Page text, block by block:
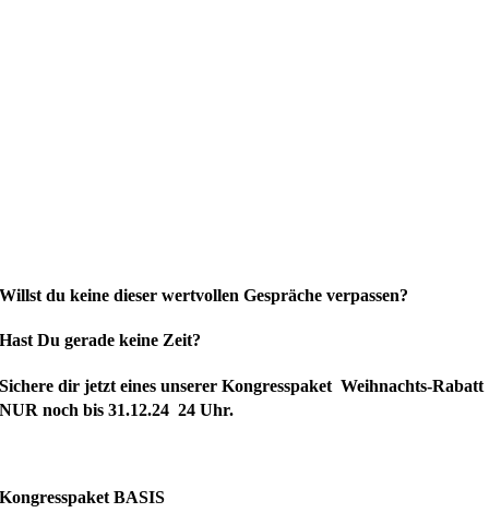
Willst du keine dieser wertvollen Gespräche verpassen?
Hast Du gerade keine Zeit?
Sichere dir jetzt eines unserer Kongresspaket Weihnachts-Rabatt
NUR noch bis 31.12.24 24 Uhr.
Kongresspaket BASIS